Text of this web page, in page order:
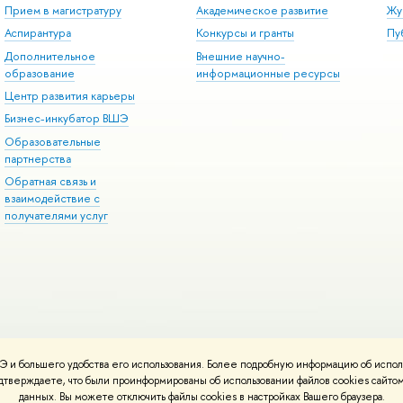
удобства его использования. Более подробную информацию об
что были проинформированы об использовании файлов cookies
данных. Вы можете отключить файлы cookies в настройках Вашего браузера.
Прием в магистратуру
Аспирантура
Дополнительное
образование
Центр развития карьеры
Бизнес-инкубатор ВШЭ
Образовательные
партнерства
Обратная связь и
взаимодействие с
получателями услуг
Академическое развитие
Конкурсы и гранты
Внешние научно-
информационные ресурсы
Условия использования материалов Политика
вШколе дизайна НИУ ВШЭ